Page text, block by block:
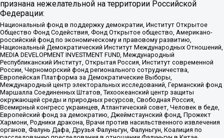
признана нежелательной на территории Российской
Федерации:
Национальный фонд в поддержку демократии, Институт Открытое
Общество Фонд Содействия, Фонд Открытое общество, Американо-
российский фонд по экономическому и правовому развитию,
Национальный Демократический Институт Международных Отношений,
MEDIA DEVELOPMENT INVESTMENT FUND, Международный
Республиканский Институт, Открытая Россия, Институт современной
России, Черноморский фонд регионального сотрудничества,
Европейская Платформа за Демократические Выборы,
Международный центр электоральных исследований, Германский фонд
Маршалла Соединенных Штатов, Тихоокеанский центр защиты
окружающей среды и природных ресурсов, Свободная Россия,
Всемирный конгресс украинцев, Атлантический совет, Человек в беде,
Европейский фонд за демократию, Джеймстаунский фонд, Прожект
Хармони, Родники дракона, Врачи против насильственного извлечения
органов, Фалунь Дафа, Друзья Фалуньгун, Фалуньгун, Коалиция по